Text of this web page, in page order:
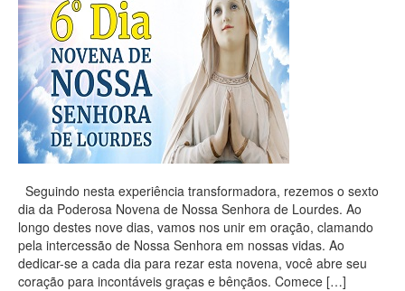
Seguindo nesta experiência transformadora, rezemos o sexto
dia da Poderosa Novena de Nossa Senhora de Lourdes. Ao
longo destes nove dias, vamos nos unir em oração, clamando
pela intercessão de Nossa Senhora em nossas vidas. Ao
dedicar-se a cada dia para rezar esta novena, você abre seu
coração para incontáveis graças e bênçãos. Comece […]